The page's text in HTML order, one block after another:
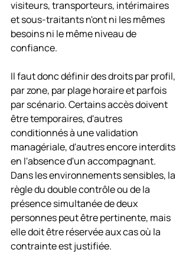
visiteurs, transporteurs, intérimaires
et sous-traitants n'ont ni les mêmes
besoins ni le même niveau de
confiance.
Il faut donc définir des droits par profil,
par zone, par plage horaire et parfois
par scénario. Certains accès doivent
être temporaires, d'autres
conditionnés à une validation
managériale, d'autres encore interdits
en l'absence d'un accompagnant.
Dans les environnements sensibles, la
règle du double contrôle ou de la
présence simultanée de deux
personnes peut être pertinente, mais
elle doit être réservée aux cas où la
contrainte est justifiée.